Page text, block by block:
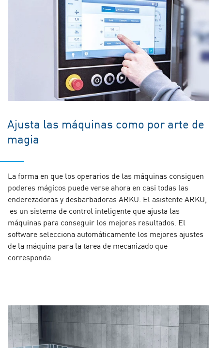
Ajusta las máquinas como por arte de
magia
La forma en que los operarios de las máquinas consiguen
poderes mágicos puede verse ahora en casi todas las
enderezadoras y desbarbadoras ARKU. El asistente ARKU,
es un sistema de control inteligente que ajusta las
máquinas para conseguir los mejores resultados. El
software selecciona automáticamente los mejores ajustes
de la máquina para la tarea de mecanizado que
corresponda.